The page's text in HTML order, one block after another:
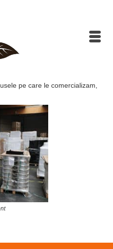
pe care le comercializam,